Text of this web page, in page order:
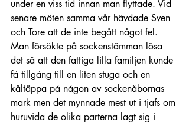
under en viss tid innan man flyttade. Vid
senare möten samma vår hävdade Sven
och Tore att de inte begått något fel.
Man försökte på sockenstämman lösa
det så att den fattiga lilla familjen kunde
få tillgång till en liten stuga och en
kåltäppa på någon av sockenåbornas
mark men det mynnade mest ut i tjafs om
huruvida de olika parterna lagt sig i